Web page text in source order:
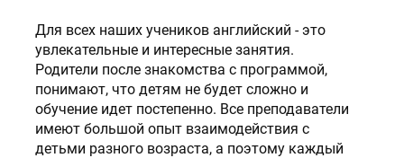
Для всех наших учеников английский - это
увлекательные и интересные занятия.
Родители после знакомства с программой,
понимают, что детям не будет сложно и
обучение идет постепенно. Все преподаватели
имеют большой опыт взаимодействия с
детьми разного возраста, а поэтому каждый